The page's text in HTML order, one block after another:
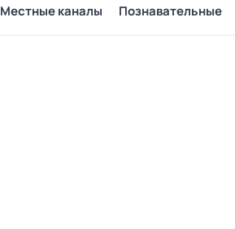
Местные каналы Познавательные